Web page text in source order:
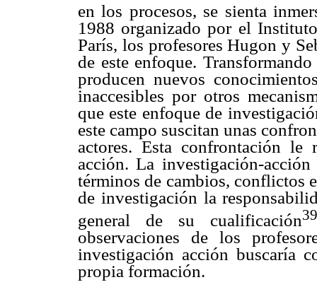
en los procesos, se sienta
1988 organizado por el
París, los profesores Hugon y
de este enfoque.
producen nuevos
inaccesibles por otros
que este enfoque de
este campo suscitan unas
actores. Esta confrontación
acción. La investigación-
términos de cambios, conflictos
de investigación la
general de su cualificación39
observaciones de los
investigación acción buscaría
propia formación.